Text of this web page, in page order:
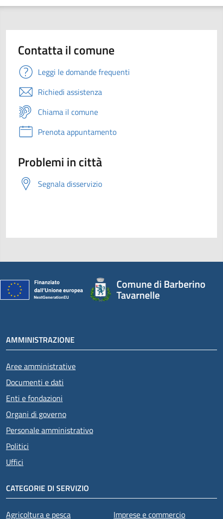
Contatta il comune
Leggi le domande frequenti
Richiedi assistenza
Chiama il comune
Prenota appuntamento
Problemi in città
Segnala disservizio
Comune di Barberino
Tavarnelle
AMMINISTRAZIONE
Aree amministrative
Documenti e dati
Enti e fondazioni
Organi di governo
Personale amministrativo
Politici
Uffici
CATEGORIE DI SERVIZIO
Agricoltura e pesca
Imprese e commercio